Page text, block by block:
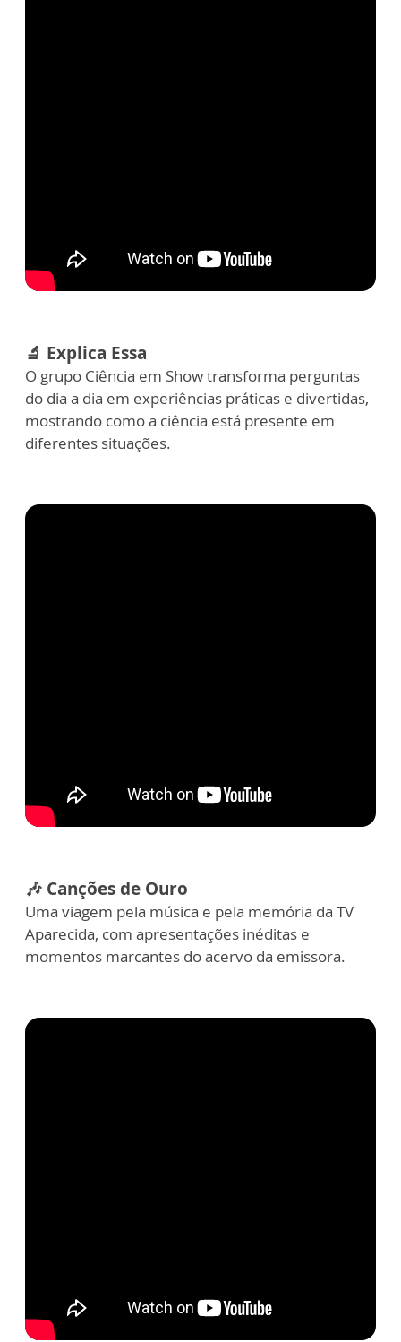
🔬 Explica Essa
O grupo Ciência em Show transforma perguntas
do dia a dia em experiências práticas e divertidas,
mostrando como a ciência está presente em
diferentes situações.
🎶 Canções de Ouro
Uma viagem pela música e pela memória da TV
Aparecida, com apresentações inéditas e
momentos marcantes do acervo da emissora.